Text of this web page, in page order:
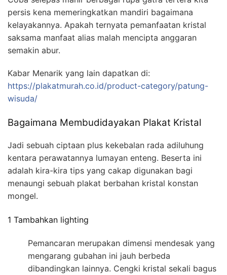
persis kena memeringkatkan mandiri bagaimana
kelayakannya. Apakah ternyata pemanfaatan kristal
saksama manfaat alias malah mencipta anggaran
semakin abur.
Kabar Menarik yang lain dapatkan di:
https://plakatmurah.co.id/product-category/patung-
wisuda/
Bagaimana Membudidayakan Plakat Kristal
Jadi sebuah ciptaan plus kekebalan rada adiluhung
kentara perawatannya lumayan enteng. Beserta ini
adalah kira-kira tips yang cakap digunakan bagi
menaungi sebuah plakat berbahan kristal konstan
mongel.
1 Tambahkan lighting
Pemancaran merupakan dimensi mendesak yang
mengarang gubahan ini jauh berbeda
dibandingkan lainnya. Cengki kristal sekali bagus